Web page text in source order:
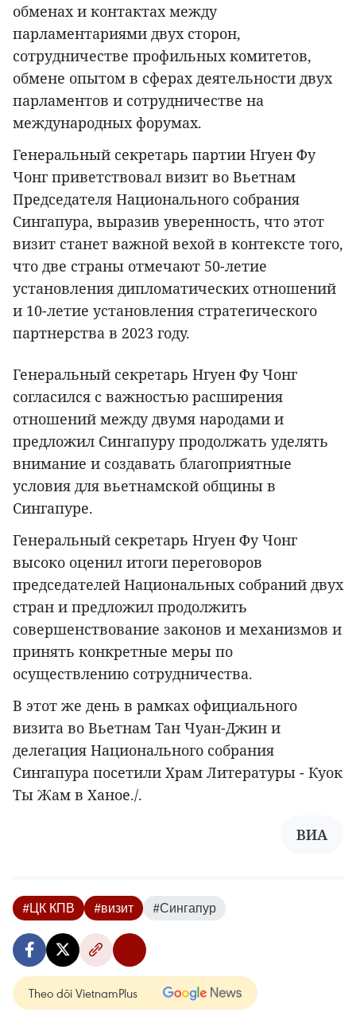
обменах и контактах между
парламентариями двух сторон,
сотрудничестве профильных комитетов,
обмене опытом в сферах деятельности двух
парламентов и сотрудничестве на
международных форумах.
Генеральный секретарь партии Нгуен Фу
Чонг приветствовал визит во Вьетнам
Председателя Национального собрания
Сингапура, выразив уверенность, что этот
визит станет важной вехой в контексте того,
что две страны отмечают 50-летие
установления дипломатических отношений
и 10-летие установления стратегического
партнерства в 2023 году.
Генеральный секретарь Нгуен Фу Чонг
согласился с важностью расширения
отношений между двумя народами и
предложил Сингапуру продолжать уделять
внимание и создавать благоприятные
условия для вьетнамской общины в
Сингапуре.
Генеральный секретарь Нгуен Фу Чонг
высоко оценил итоги переговоров
председателей Национальных собраний двух
стран и предложил продолжить
совершенствование законов и механизмов и
принять конкретные меры по
осуществлению сотрудничества.
В этот же день в рамках официального
визита во Вьетнам Тан Чуан-Джин и
делегация Национального собрания
Сингапура посетили Храм Литературы - Куок
Ты Жам в Ханое./.
ВИА
#ЦК КПВ #визит #Сингапур
Theo dõi VietnamPlus